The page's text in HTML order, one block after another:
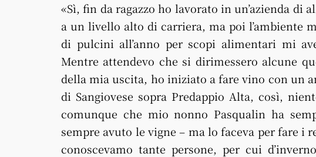
«Sì, fin da ragazzo ho lavorato in un’azienda di
a un livello alto di carriera, ma poi l’ambiente
di pulcini all’anno per scopi alimentari mi
Mentre attendevo che si dirimessero alcune
della mia uscita, ho iniziato a fare vino con un
di Sangiovese sopra Predappio Alta, così,
comunque che mio nonno Pasqualin ha
sempre avuto le vigne – ma lo faceva per fare i
conoscevamo tante persone, per cui